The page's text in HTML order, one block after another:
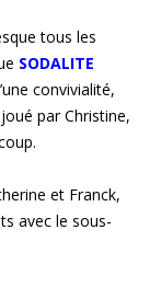
tous les
SODALITE
convivialité,
par Christine,
et Franck,
avec le sous-